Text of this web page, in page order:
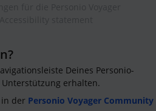
Deines Personio-
erhalten.
in der Personio Voyager Community